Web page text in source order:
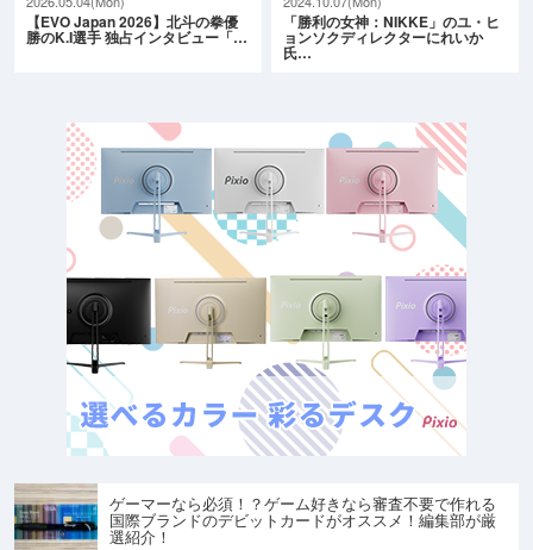
【EVO Japan 2026】北斗の拳優
勝のK.I選手 独占インタビュー「…
「勝利の女神：NIKKE」のユ・ヒ
ョンソクディレクターにれいか
氏…
ゲーマーなら必須！？ゲーム好きなら審査不要で作れる
国際ブランドのデビットカードがオススメ！編集部が厳
選紹介！